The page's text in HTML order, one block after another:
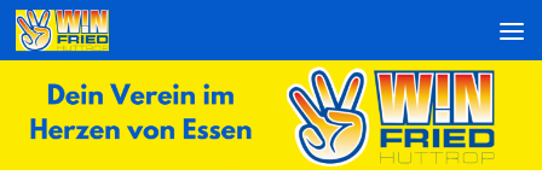
Zum Inhalt springen